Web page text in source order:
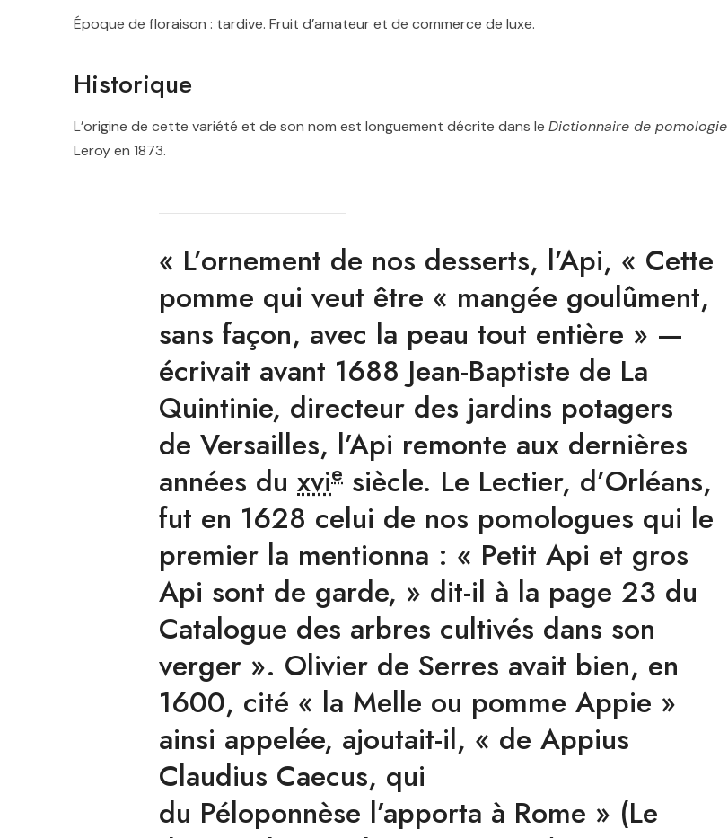
Époque de floraison : tardive. Fruit d’amateur et de commerce de luxe.
Historique
L’origine de cette variété et de son nom est longuement décrite dans le Dictionnaire de pomologie
Leroy en 1873.
« L’ornement de nos desserts, l’Api, « Cette
pomme qui veut être « mangée goulûment,
sans façon, avec la peau tout entière » —
écrivait avant 1688 Jean-Baptiste de La
Quintinie, directeur des jardins potagers
de Versailles, l’Api remonte aux dernières
années du xvie siècle. Le Lectier, d’Orléans,
fut en 1628 celui de nos pomologues qui le
premier la mentionna : « Petit Api et gros
Api sont de garde, » dit-il à la page 23 du
Catalogue des arbres cultivés dans son
verger ». Olivier de Serres avait bien, en
1600, cité « la Melle ou pomme Appie »
ainsi appelée, ajoutait-il, « de Appius
Claudius Caecus, qui
du Péloponnèse l’apporta à Rome » (Le